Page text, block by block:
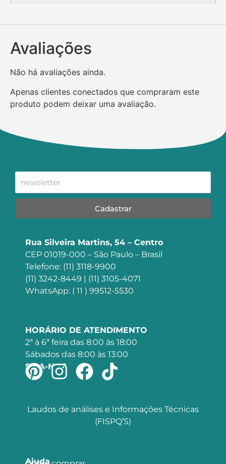
Avaliações
Não há avaliações ainda.
Apenas clientes conectados que compraram este
produto podem deixar uma avaliação.
Cadastrar
Rua Silveira Martins, 54 – Centro
CEP 01019-000 – São Paulo – Brasil
Telefone: (11) 3118-9900
(11) 3242-8449 | (11) 3105-4071
WhatsApp: ( 11 ) 99512-5530
HORÁRIO DE ATENDIMENTO
2ª à 6ª feira das 8:00 às 18:00
Sábados das 8:00 às 13:00
SIGA-NOS
Laudos de análises e Informações Técnicas
(FISPQ’S)
Ajuda